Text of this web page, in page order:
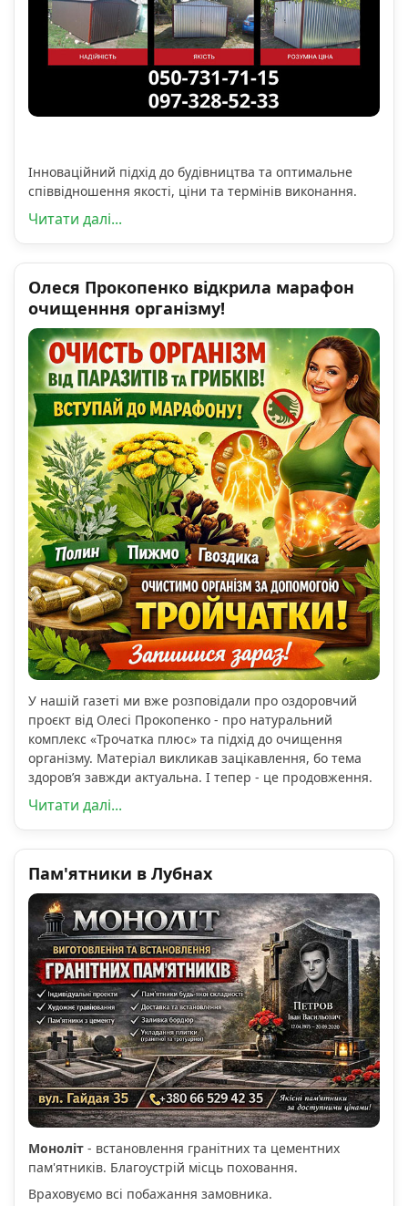
Інноваційний підхід до будівництва та оптимальне
співвідношення якості, ціни та термінів виконання.
Читати далі...
Олеся Прокопенко відкрила марафон
очищенння організму!
У нашій газеті ми вже розповідали про оздоровчий
проєкт від Олесі Прокопенко - про натуральний
комплекс «Трочатка плюс» та підхід до очищення
організму. Матеріал викликав зацікавлення, бо тема
здоров’я завжди актуальна. І тепер - це продовження.
Читати далі...
Пам'ятники в Лубнах
Моноліт - встановлення гранітних та цементних
пам'ятників. Благоустрій місць поховання.
Враховуємо всі побажання замовника.